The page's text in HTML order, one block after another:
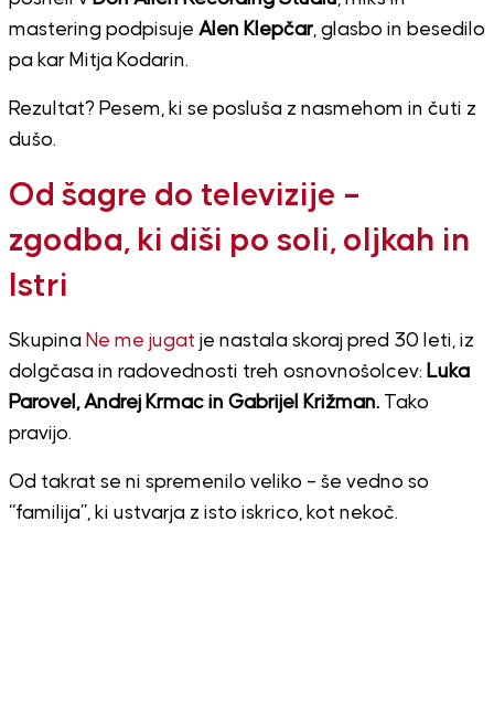
mastering podpisuje Alen Klepčar, glasbo in besedilo
pa kar Mitja Kodarin.
Rezultat? Pesem, ki se posluša z nasmehom in čuti z
dušo.
Od šagre do televizije –
zgodba, ki diši po soli, oljkah in
Istri
Skupina Ne me jugat je nastala skoraj pred 30 leti, iz
dolgčasa in radovednosti treh osnovnošolcev: Luka
Parovel, Andrej Krmac in Gabrijel Križman.Tako
pravijo.
Od takrat se ni spremenilo veliko – še vedno so
“familija”, ki ustvarja z isto iskrico, kot nekoč.